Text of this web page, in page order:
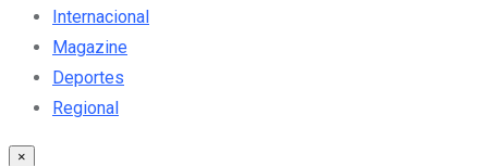
Internacional
Magazine
Deportes
Regional
×